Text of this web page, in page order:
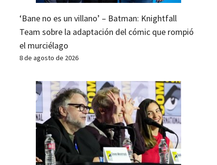
‘Bane no es un villano’ – Batman: Knightfall
Team sobre la adaptación del cómic que rompió
el murciélago
8 de agosto de 2026